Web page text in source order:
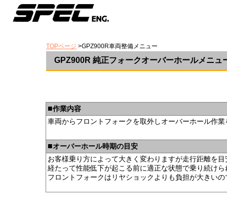
TOPページ >GPZ900R車両整備メニュー
GPZ900R 純正フォークオーバーホールメニュ
■作業内容
車両からフロントフォークを取外しオーバーホール作
■オーバーホール時期の目安
お客様乗り方によって大きく変わりますが走行距離を
経たって性能低下が起こる前に適正な状態で乗り続け
フロントフォークはリヤショックよりも負担が大きい